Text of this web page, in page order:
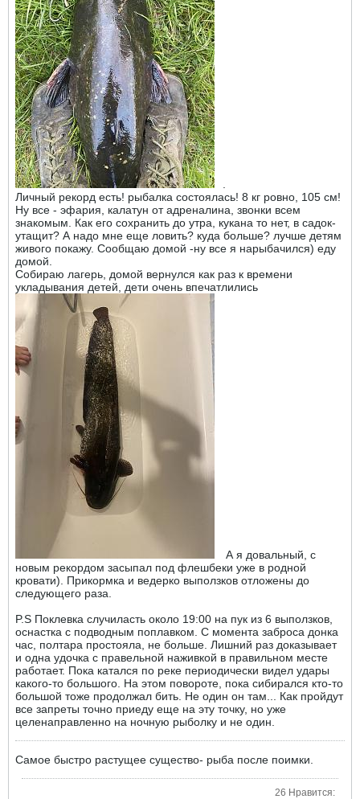
Личный рекорд есть! рыбалка состоялась! 8 кг ровно, 105 см!
Ну все - эфария, калатун от адреналина, звонки всем
знакомым. Как его сохранить до утра, кукана то нет, в садок-
утащит? А надо мне еще ловить? куда больше? лучше детям
живого покажу. Сообщаю домой -ну все я нарыбачился) еду
домой.
Собираю лагерь, домой вернулся как раз к времени
укладывания детей, дети очень впечатлились
А я довальный, с
новым рекордом засыпал под флешбеки уже в родной
кровати). Прикормка и ведерко выползков отложены до
следующего раза.
P.S Поклевка случиласть около 19:00 на пук из 6 выползков,
оснастка с подводным поплавком. С момента заброса донка
час, полтара простояла, не больше. Лишний раз доказывает
и одна удочка с правельной наживкой в правильном месте
работает. Пока катался по реке периодически видел удары
какого-то большого. На этом повороте, пока сибирался кто-то
большой тоже продолжал бить. Не один он там... Как пройдут
все запреты точно приеду еще на эту точку, но уже
целенаправленно на ночную рыболку и не один.
Самое быстро растущее существо- рыба после поимки.
26 Нравится: